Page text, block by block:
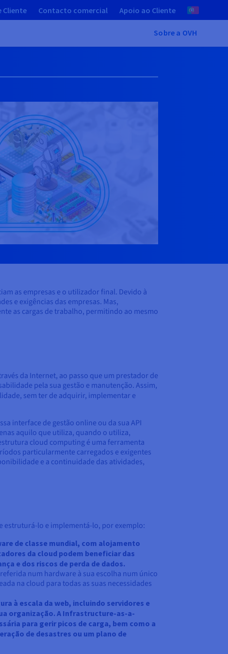
Cliente Contacto comercial Apoio ao Cliente
Sobre a OVH
as empresas e o utilizador final. Devido à
e exigências das empresas. Mas,
as cargas de trabalho, permitindo ao mesmo
da Internet, ao passo que um prestador de
pela sua gestão e manutenção. Assim,
sem ter de adquirir, implementar e
interface de gestão online ou da sua API
aquilo que utiliza, quando o utiliza,
cloud computing é uma ferramenta
particularmente carregados e exigentes
e a continuidade das atividades,
estruturá-lo e implementá-lo, por exemplo:
de classe mundial, com alojamento
da cloud podem beneficiar das
e dos riscos de perda de dados.
num hardware à sua escolha num único
na cloud para todas as suas necessidades
à escala da web, incluindo servidores e
organização. A Infrastructure-as-a-
para gerir picos de carga, bem como a
de desastres ou um plano de